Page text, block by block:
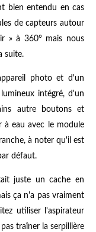
bien entendu en cas
de capteurs autour
» à 360° mais nous
suite.
photo et d'un
intégré, d'un
autre boutons et
à eau avec le module
à noter qu'il est
défaut.
juste un cache en
ça n'a pas vraiment
utiliser l'aspirateur
traîner la serpillière